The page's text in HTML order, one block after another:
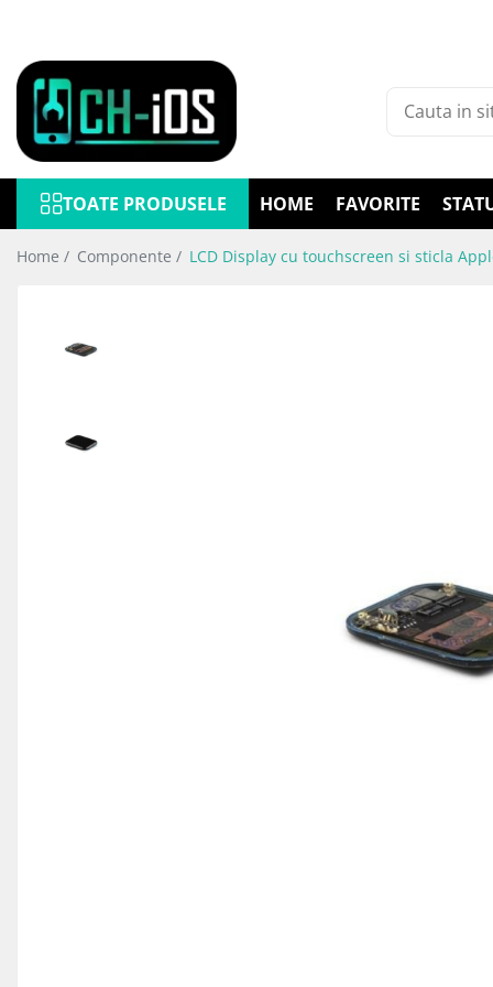
Dispozitive
iPhone
iPhone 11
iPhone 11 Pro
iPhone 12
iPhone 12 Pro Max
iPhone 13 Pro Max
TOATE PRODUSELE HOME FAVORITE
Home / Componente / LCD Display cu touchscreen si sticla